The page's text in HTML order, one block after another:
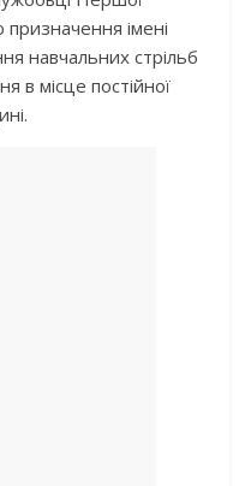
імені
навчальних стрільб
в місце постійної